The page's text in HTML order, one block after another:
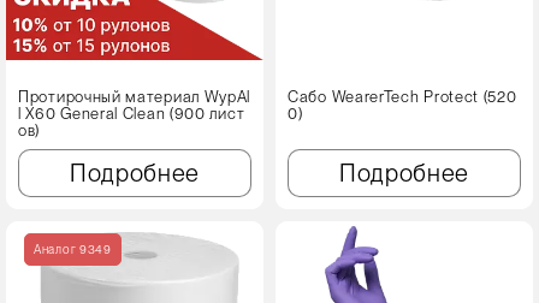
Протирочный материал WypAl
l X60 Genеral Clean (900 лист
ов)
Подробнее
Сабо WearerTech Protect (520
0)
Подробнее
Аналог 9349